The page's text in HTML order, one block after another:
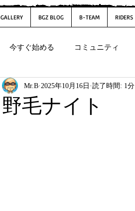
GALLERY BGZ BLOG B-TEAM RIDERS
今すぐ始める コミュニティ
野毛ナイト
Mr.B 2025年10月16日 読了時間: 1分